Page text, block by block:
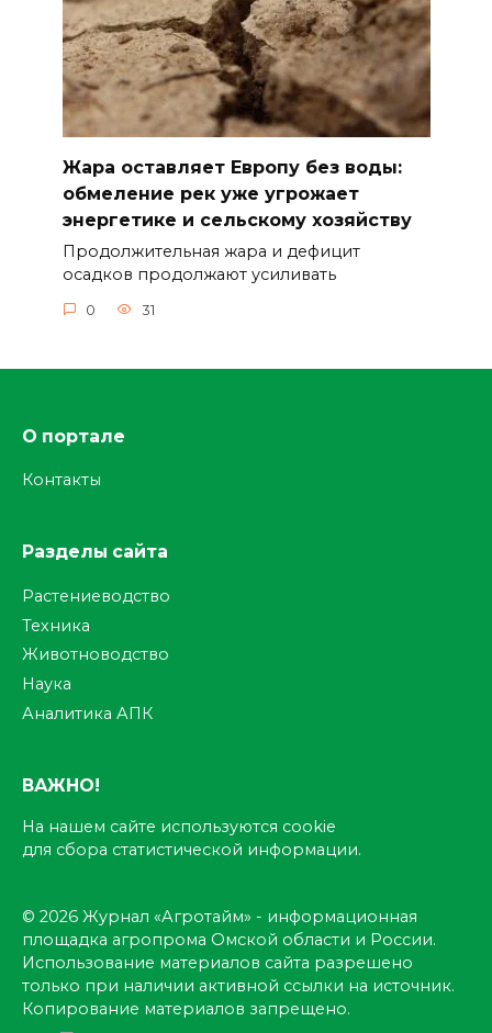
Жара оставляет Европу без воды:
обмеление рек уже угрожает
энергетике и сельскому хозяйству
Продолжительная жара и дефицит
осадков продолжают усиливать
0 31
О портале
Контакты
Разделы сайта
Растениеводство
Техника
Животноводство
Наука
Аналитика АПК
ВАЖНО!
На нашем сайте используются cookie
для сбора статистической информации.
© 2026 Журнал «Агротайм» - информационная
площадка агропрома Омской области и России.
Использование материалов сайта разрешено
только при наличии активной ссылки на источник.
Копирование материалов запрещено.